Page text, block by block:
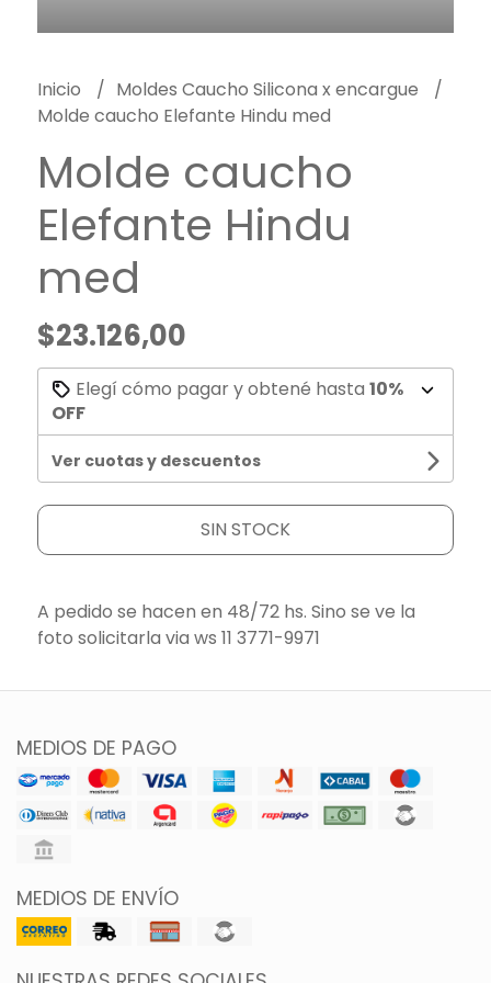
Inicio
Moldes Caucho Silicona x encargue
Molde caucho Elefante Hindu med
Molde caucho
Elefante Hindu
med
$23.126,00
Elegí cómo pagar y obtené hasta 10%
OFF
Ver cuotas y descuentos
SIN STOCK
A pedido se hacen en 48/72 hs. Sino se ve la
foto solicitarla via ws 11 3771-9971
MEDIOS DE PAGO
MEDIOS DE ENVÍO